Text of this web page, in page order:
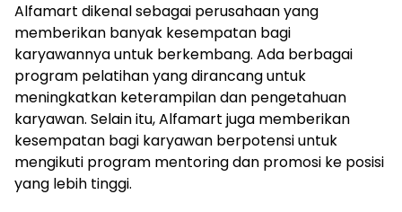
Alfamart dikenal sebagai perusahaan yang
memberikan banyak kesempatan bagi
karyawannya untuk berkembang. Ada berbagai
program pelatihan yang dirancang untuk
meningkatkan keterampilan dan pengetahuan
karyawan. Selain itu, Alfamart juga memberikan
kesempatan bagi karyawan berpotensi untuk
mengikuti program mentoring dan promosi ke posisi
yang lebih tinggi.